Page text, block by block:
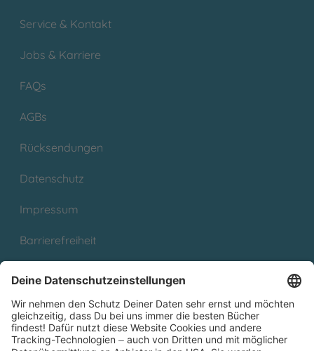
Service & Kontakt
Jobs & Karriere
FAQs
AGBs
Rücksendungen
Datenschutz
Impressum
Barrierefreiheit
Partnerprogramm (Affiliate)